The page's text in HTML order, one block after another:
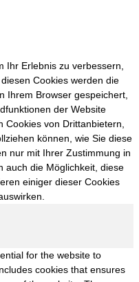
Ihr Erlebnis zu verbessern,
Cookies werden die
Ihrem Browser gespeichert,
der Website
von Drittanbietern,
können, wie Sie diese
nur mit Ihrer Zustimmung in
auch die Möglichkeit, diese
einiger dieser Cookies
for the website to
cookies that ensures